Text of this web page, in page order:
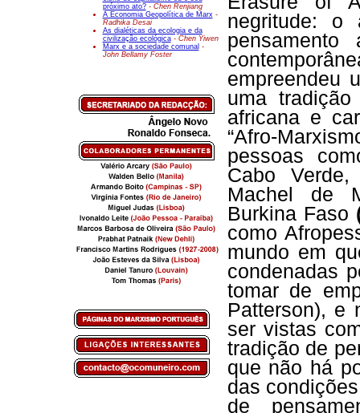
próximo ato? - Chen Renjiang
A Economia Geopolítica de Marx-
Radhika Desai
As dialéticas da ecologia e da
civilização ecológica - Chen Yiwen
Marx e a sociedade comunal -
John Bellamy Foster
negritude: o
empreendeu
uma
africana e
“Afro-
pessoas
Cabo
Machel de
Burkina Faso
como
mundo em
condenadas
tomar de
Patterson), e
ser vistas
tradição de
que não há
das
de